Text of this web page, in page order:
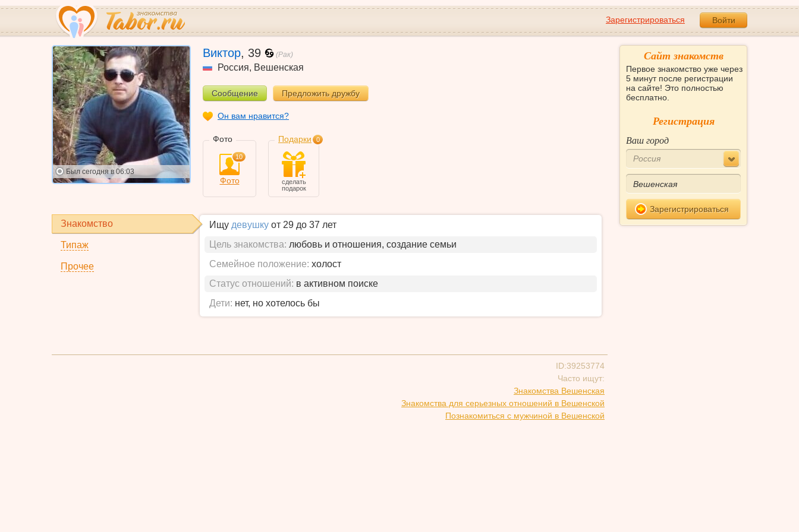
Зарегистрироваться Войти
Был сегодня в 06:03
Виктор, 39 (Рак)
Россия, Вешенская
Сообщение Предложить дружбу
Он вам нравится?
Фото
10
Фото
Подарки 0
сделать
подарок
Знакомство
Типаж
Прочее
Ищу девушку от 29 до 37 лет
Цель знакомства: любовь и отношения, создание семьи
Семейное положение: холост
Статус отношений: в активном поиске
Дети: нет, но хотелось бы
ID:39253774
Часто ищут:
Знакомства Вешенская
Знакомства для серьезных отношений в Вешенской
Познакомиться с мужчиной в Вешенской
Сайт знакомств
Первое знакомство уже через
5 минут после регистрации
на сайте! Это полностью
бесплатно.
Регистрация
Ваш город
Россия
Зарегистрироваться